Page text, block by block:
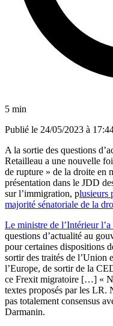
5 min
Publié le 24/05/2023 à
A la sortie des questions
Retailleau a une nouvelle
de rupture » de la droite en
présentation dans le JDD
sur l’immigration, plusieurs
majorité sénatoriale de la
Le ministre de l’Intérieur l’a
questions d’actualité au
pour certaines dispositions
sortir des traités de l’Union
l’Europe, de sortir de la
ce Frexit migratoire […] «
textes proposés par les LR.
pas totalement consensus
Darmanin.